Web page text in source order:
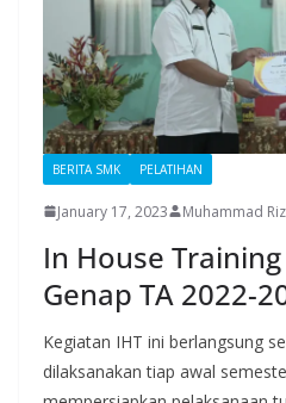
BERITA SMK PELATIHAN
January 17, 2023 Muhammad
In House
Genap TA 2022-
Kegiatan IHT ini berlangsung
dilaksanakan tiap awal